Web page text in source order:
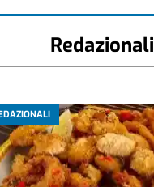
Redazionali